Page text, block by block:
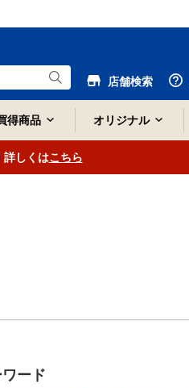
店舗検索
得商品 オリジナル
詳しくはこちら
ード